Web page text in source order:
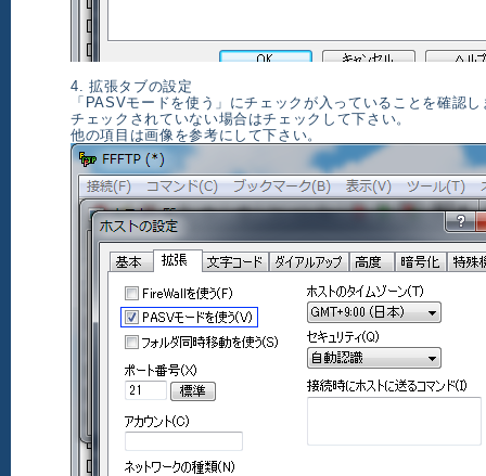
4. 拡張タブの設定
「PASVモードを使う」にチェックが入っていることを確認し
チェックされていない場合はチェックして下さい。
他の項目は画像を参考にして下さい。